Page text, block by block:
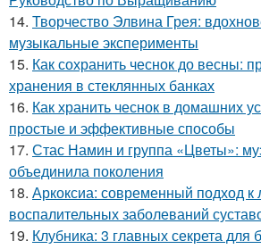
14. Творчество Элвина Грея:
музыкальные эксперименты
15. Как сохранить чеснок до весны:
хранения в стеклянных банках
16. Как хранить чеснок в домашних
простые и эффективные способы
17. Стас Намин и группа «Цветы»:
объединила поколения
18. Аркоксиа: современный подход к
воспалительных заболеваний
19. Клубника: 3 главных секрета для